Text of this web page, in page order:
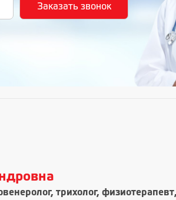
трихолог,